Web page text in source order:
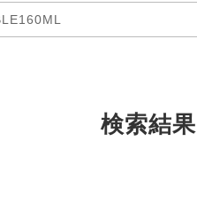
検索結果